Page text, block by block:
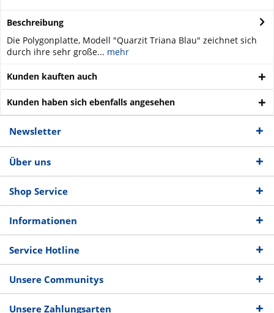
Beschreibung
Die Polygonplatte, Modell "Quarzit Triana Blau" zeichnet sich
durch ihre sehr große... mehr
Kunden kauften auch
Kunden haben sich ebenfalls angesehen
Newsletter
Über uns
Shop Service
Informationen
Service Hotline
Unsere Communitys
Unsere Zahlungsarten